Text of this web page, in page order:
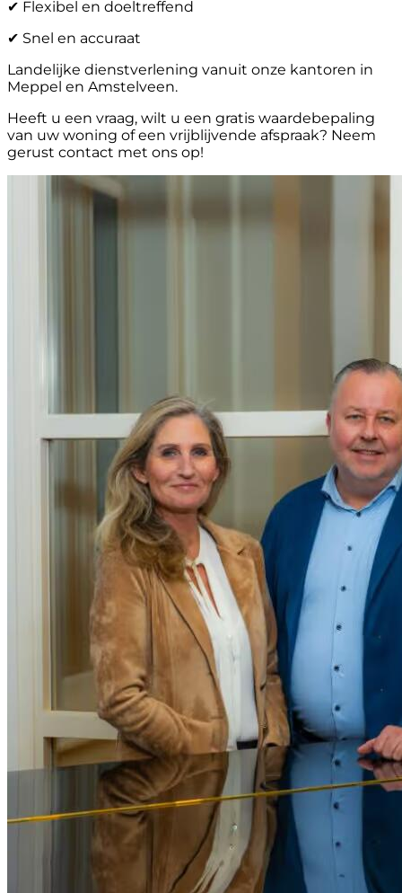
✔ Flexibel en doeltreffend
✔ Snel en accuraat
Landelijke dienstverlening vanuit onze kantoren in
Meppel en Amstelveen.
Heeft u een vraag, wilt u een gratis waardebepaling
van uw woning of een vrijblijvende afspraak? Neem
gerust contact met ons op!